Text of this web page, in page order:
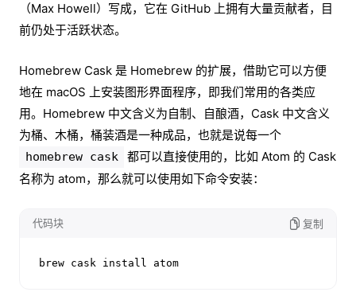
（Max Howell）写成，它在 GitHub 上拥有大量贡献者，目
前仍处于活跃状态。
Homebrew Cask 是 Homebrew 的扩展，借助它可以方便
地在 macOS 上安装图形界面程序，即我们常用的各类应
用。Homebrew 中文含义为自制、自酿酒，Cask 中文含义
为桶、木桶，桶装酒是一种成品，也就是说每一个
homebrew cask
都可以直接使用的，比如 Atom 的 Cask
名称为 atom，那么就可以使用如下命令安装：
代码块 复制
brew cask install atom